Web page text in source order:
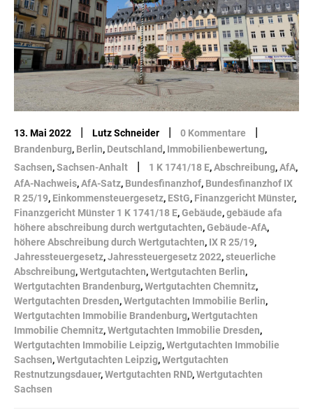
13. Mai 2022 | Lutz Schneider | 0 Kommentare |
Brandenburg, Berlin, Deutschland, Immobilienbewertung,
Sachsen,Sachsen-Anhalt | 1 K 1741/18 E,Abschreibung,AfA,
AfA-Nachweis,AfA-Satz, Bundesfinanzhof, Bundesfinanzhof IX
R 25/19, Einkommensteuergesetz, EStG, Finanzgericht Münster,
Finanzgericht Münster 1 K 1741/18 E,Gebäude,gebäude afa
höhere abschreibung durch wertgutachten,Gebäude-AfA,
höhere Abschreibung durch Wertgutachten, IX R 25/19,
Jahressteuergesetz,Jahressteuergesetz 2022,steuerliche
Abschreibung,Wertgutachten,Wertgutachten Berlin,
Wertgutachten Brandenburg,Wertgutachten Chemnitz,
Wertgutachten Dresden,Wertgutachten Immobilie Berlin,
Wertgutachten Immobilie Brandenburg,Wertgutachten
Immobilie Chemnitz,Wertgutachten Immobilie Dresden,
Wertgutachten Immobilie Leipzig,Wertgutachten Immobilie
Sachsen,Wertgutachten Leipzig,Wertgutachten
Restnutzungsdauer,Wertgutachten RND,Wertgutachten
Sachsen